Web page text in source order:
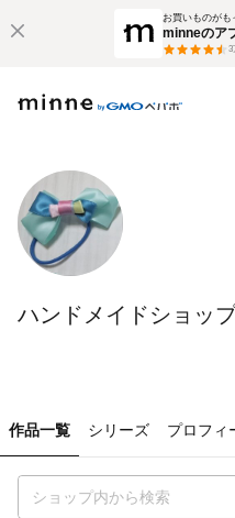
お買いものがも
minneのア
3
ハンドメイドショッ
作品一覧 シリーズ プロフィ